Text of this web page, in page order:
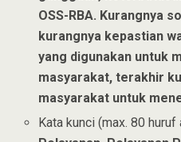
OSS-RBA. Kurangnya
kurangnya kepastian
yang digunakan untuk
masyarakat, terakhir
masyarakat untuk
Kata kunci (max. 80 huruf